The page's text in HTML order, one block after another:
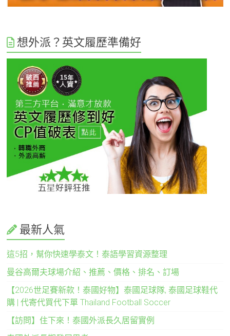
想外派？英文履歷準備好
最新人氣
這5招，幫你快速學泰文！泰語學習資源整理
曼谷高爾夫球場介紹、推薦、價格、排名、訂場
【2026世足賽新款！泰國好物】泰國足球隊, 泰國足球鞋代
購 | 代寄代買代下單 Thailand Football Soccer
【訪問】住下來！泰國外派長久居留實例